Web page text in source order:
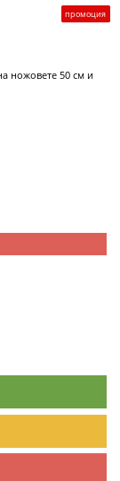
промоция
ножовете 50 см и